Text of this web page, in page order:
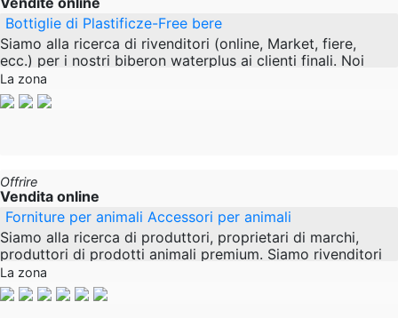
Bottiglie di Plastificze-Free bere
Siamo alla ricerca di rivenditori (online, Market, fiere,
ecc.) per i nostri biberon waterplus ai clienti finali. Noi
non operiamo alcun Retail Business noi
La zona
Offrire
Vendita online
Forniture per animali Accessori per animali
Siamo alla ricerca di produttori, proprietari di marchi,
produttori di prodotti animali premium. Siamo rivenditori
specializzati nella vendita di prodotti su
La zona